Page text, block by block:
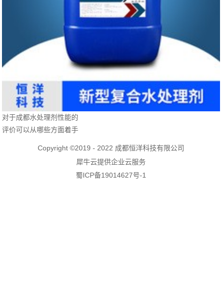
对于成都水处理剂性能的
评价可以从哪些方面着手
Copyright ©2019 - 2022 成都恒洋科技有限公司
犀牛云提供企业云服务
蜀ICP备19014627号-1